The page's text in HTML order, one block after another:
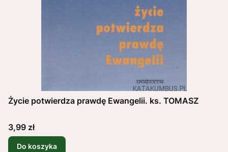
Życie potwierdza prawdę Ewangelii. ks. TOMASZ
Cena
3,99 zł
Do koszyka